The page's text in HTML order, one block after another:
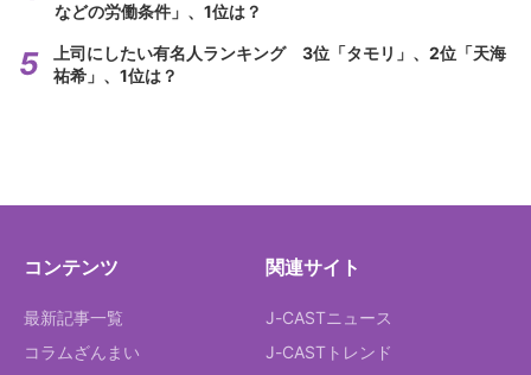
などの労働条件」、1位は？
上司にしたい有名人ランキング 3位「タモリ」、2位「天海
祐希」、1位は？
コンテンツ
最新記事一覧
コラムざんまい
関連サイト
J-CASTニュース
J-CASTトレンド